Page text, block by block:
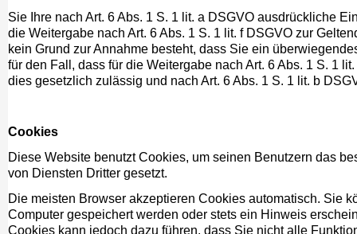
Sie Ihre nach Art. 6 Abs. 1 S. 1 lit. a DSGVO ausdrückliche
die Weitergabe nach Art. 6 Abs. 1 S. 1 lit. f DSGVO zur
kein Grund zur Annahme besteht, dass Sie ein
für den Fall, dass für die Weitergabe nach Art. 6 Abs. 1 S. 1
dies gesetzlich zulässig und nach Art. 6 Abs. 1 S. 1 lit. b
Cookies
Diese Website benutzt Cookies, um seinen Benutzern das
von Diensten Dritter gesetzt.
Die meisten Browser akzeptieren Cookies automatisch. Sie
Computer gespeichert werden oder stets ein Hinweis
Cookies kann jedoch dazu führen, dass Sie nicht alle